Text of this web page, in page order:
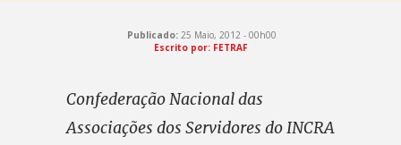
Publicado: 25 Maio, 2012 - 00h00
Escrito por: FETRAF
Confederação Nacional das
Associações dos Servidores do INCRA